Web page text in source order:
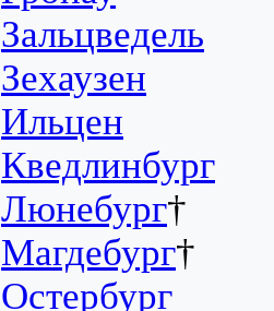
Зальцведель
Зехаузен
Ильцен
Кведлинбург
Люнебург†
Магдебург†
Остербург